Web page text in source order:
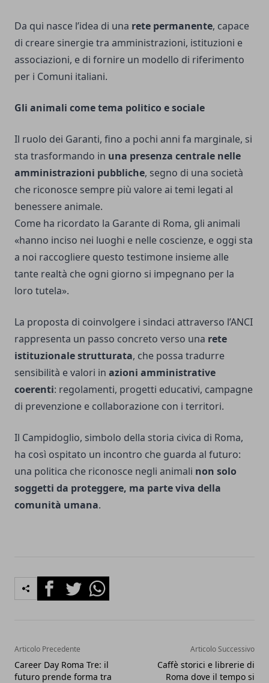
Da qui nasce l’idea di una rete permanente, capace
di creare sinergie tra amministrazioni, istituzioni e
associazioni, e di fornire un modello di riferimento
per i Comuni italiani.
Gli animali come tema politico e sociale
Il ruolo dei Garanti, fino a pochi anni fa marginale, si
sta trasformando in una presenza centrale nelle
amministrazioni pubbliche, segno di una società
che riconosce sempre più valore ai temi legati al
benessere animale.
Come ha ricordato la Garante di Roma, gli animali
«hanno inciso nei luoghi e nelle coscienze, e oggi sta
a noi raccogliere questo testimone insieme alle
tante realtà che ogni giorno si impegnano per la
loro tutela».
La proposta di coinvolgere i sindaci attraverso l’ANCI
rappresenta un passo concreto verso una rete
istituzionale strutturata, che possa tradurre
sensibilità e valori in azioni amministrative
coerenti: regolamenti, progetti educativi, campagne
di prevenzione e collaborazione con i territori.
Il Campidoglio, simbolo della storia civica di Roma,
ha così ospitato un incontro che guarda al futuro:
una politica che riconosce negli animali non solo
soggetti da proteggere, ma parte viva della
comunità umana.
FacebookTwitterWhatsapp
Articolo Precedente
Career Day Roma Tre: il
futuro prende forma tra
Articolo Successivo
Caffè storici e librerie di
Roma dove il tempo si